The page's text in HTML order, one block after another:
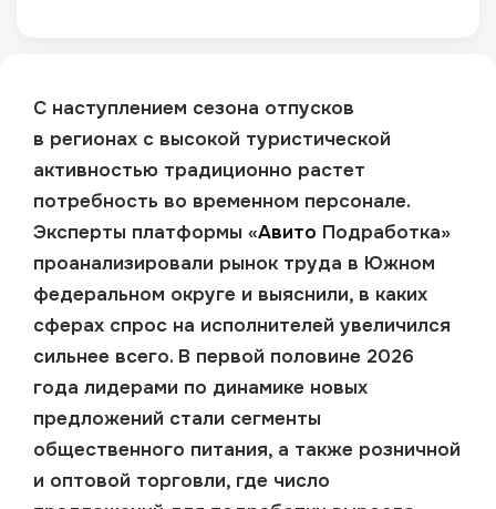
С наступлением сезона отпусков
в регионах с высокой туристической
активностью традиционно растет
потребность во временном персонале.
Эксперты платформы «Авито Подработка»
проанализировали рынок труда в Южном
федеральном округе и выяснили, в каких
сферах спрос на исполнителей увеличился
сильнее всего. В первой половине 2026
года лидерами по динамике новых
предложений стали сегменты
общественного питания, а также розничной
и оптовой торговли, где число